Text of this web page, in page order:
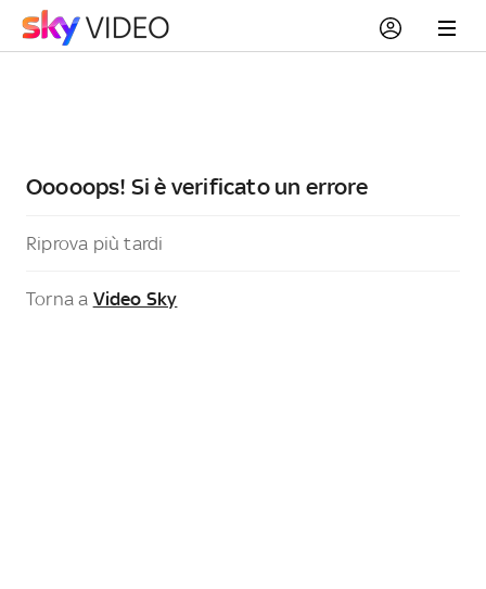
Ooooops! Si è verificato un errore
Riprova più tardi
Torna a Video Sky